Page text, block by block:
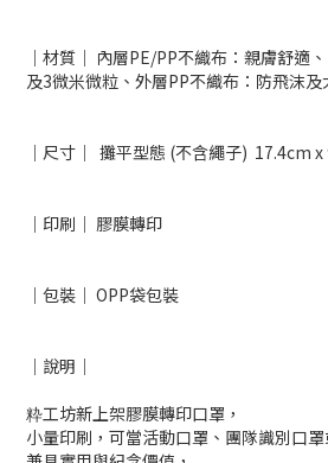
｜材質｜ 內層PE/PP不織布：親膚舒適
及3微米微粒 、外層PP不織布：防飛沫及
｜尺寸｜ 攤平型態 (不含繩子) 17.4cm x
｜印刷｜ 膠膜轉印
｜包裝｜ OPP袋包裝
｜說明｜
粋工坊新上架膠膜轉印口罩，
小量印刷，可當活動口罩、團隊識別口罩